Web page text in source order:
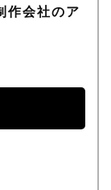
作会社のア